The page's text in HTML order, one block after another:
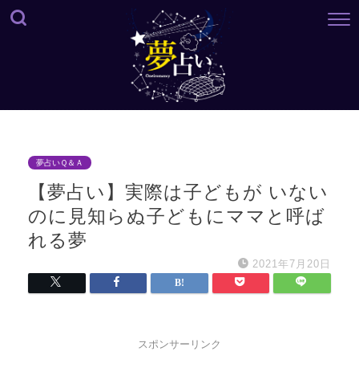
夢占いＱ＆Ａ
【夢占い】実際は子どもが いない
のに見知らぬ子どもにママと呼ば
れる夢
2021年7月20日
スポンサーリンク